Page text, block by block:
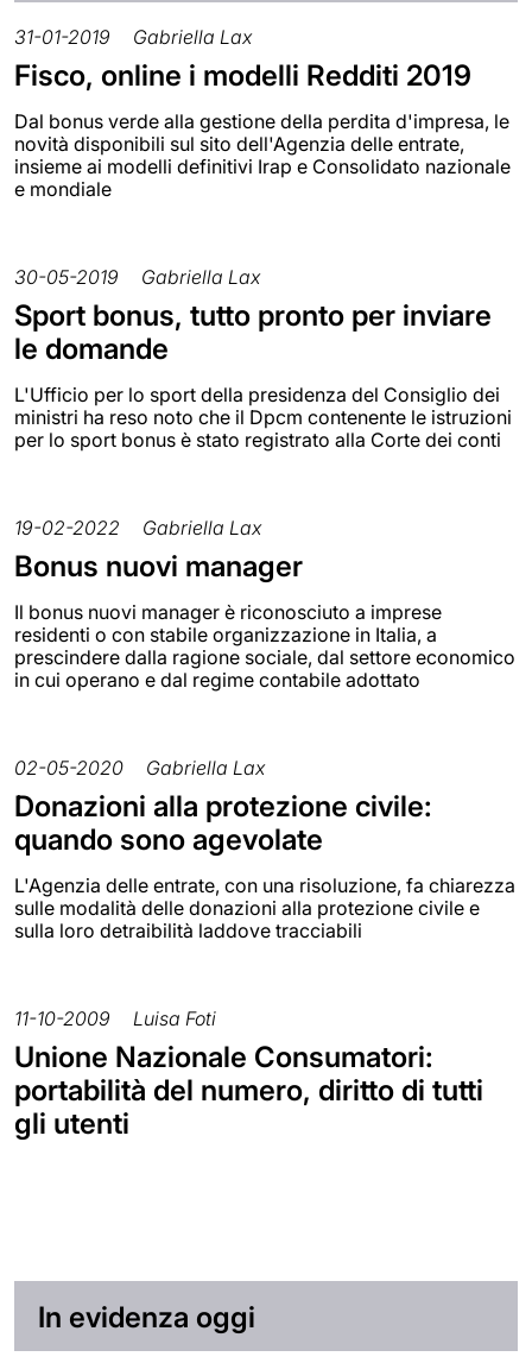
31-01-2019 Gabriella Lax
Fisco, online i modelli Redditi 2019
Dal bonus verde alla gestione della perdita d'impresa, le
novità disponibili sul sito dell'Agenzia delle entrate,
insieme ai modelli definitivi Irap e Consolidato nazionale
e mondiale
30-05-2019 Gabriella Lax
Sport bonus, tutto pronto per inviare
le domande
L'Ufficio per lo sport della presidenza del Consiglio dei
ministri ha reso noto che il Dpcm contenente le istruzioni
per lo sport bonus è stato registrato alla Corte dei conti
19-02-2022 Gabriella Lax
Bonus nuovi manager
Il bonus nuovi manager è riconosciuto a imprese
residenti o con stabile organizzazione in Italia, a
prescindere dalla ragione sociale, dal settore economico
in cui operano e dal regime contabile adottato
02-05-2020 Gabriella Lax
Donazioni alla protezione civile:
quando sono agevolate
L'Agenzia delle entrate, con una risoluzione, fa chiarezza
sulle modalità delle donazioni alla protezione civile e
sulla loro detraibilità laddove tracciabili
11-10-2009 Luisa Foti
Unione Nazionale Consumatori:
portabilità del numero, diritto di tutti
gli utenti
In evidenza oggi